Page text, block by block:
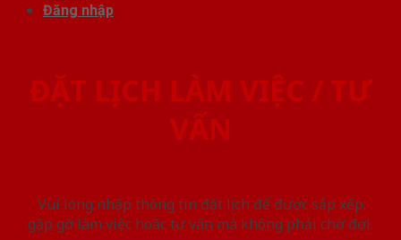
Đăng nhập
ĐẶT LỊCH LÀM VIỆC / TƯ
VẤN
Vui lòng nhập thông tin đặt lịch để được sắp xếp
gặp gỡ làm việc hoăc tư vấn mà không phải chờ đợi.